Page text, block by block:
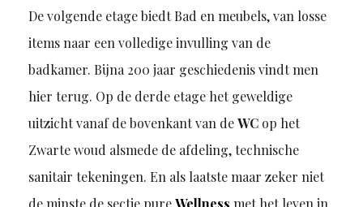
De volgende etage biedt Bad en meubels, van losse
items naar een volledige invulling van de
badkamer. Bijna 200 jaar geschiedenis vindt men
hier terug. Op de derde etage het geweldige
uitzicht vanaf de bovenkant van deWCop het
Zwarte woud alsmede de afdeling, technische
sanitair tekeningen. En als laatste maar zeker niet